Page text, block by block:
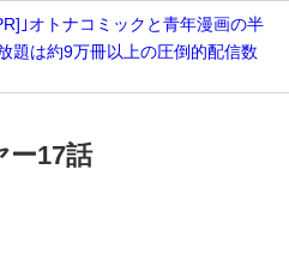
｣オトナコミックと青年漫画の半
題は約9万冊以上の圧倒的配信数
ー17話